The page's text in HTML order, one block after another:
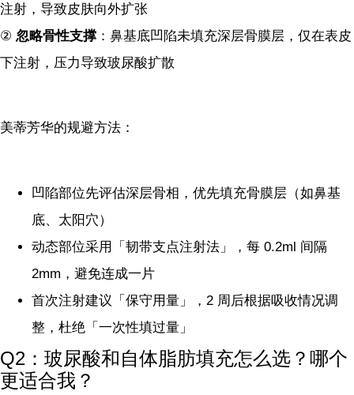
注射，导致皮肤向外扩张
② 忽略骨性支撑 ：鼻基底凹陷未填充深层骨膜层，仅在表皮
下注射，压力导致玻尿酸扩散
美蒂芳华的规避方法：
凹陷部位先评估深层骨相，优先填充骨膜层（如鼻基
底、太阳穴）
动态部位采用「韧带支点注射法」，每 0.2ml 间隔
2mm，避免连成一片
首次注射建议「保守用量」，2 周后根据吸收情况调
整，杜绝「一次性填过量」
Q2：玻尿酸和自体脂肪填充怎么选？哪个
更适合我？